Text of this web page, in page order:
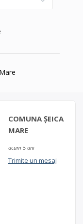
COMUNA ȘEICA
MARE
acum 5 ani
Trimite un mesaj